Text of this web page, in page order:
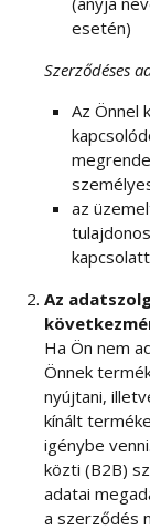
esetén)
Szerződéses
Az Önnel
az
Az
Ha Ön nem
Önnek
nyújtani,
kínált
igénybe
közti (B2B)
adatai
a szerződés